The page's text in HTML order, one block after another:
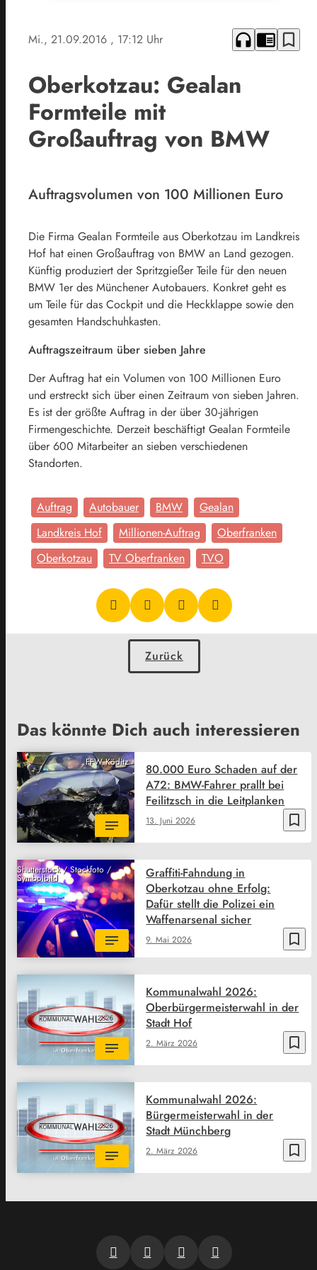
Mi., 21.09.2016 , 17:12 Uhr headphones chrome_reader_mode bookmark_border
Oberkotzau: Gealan
Formteile mit
Großauftrag von BMW
Auftragsvolumen von 100 Millionen Euro
Die Firma Gealan Formteile aus Oberkotzau im Landkreis
Hof hat einen Großauftrag von BMW an Land gezogen.
Künftig produziert der Spritzgießer Teile für den neuen
BMW 1er des Münchener Autobauers. Konkret geht es
um Teile für das Cockpit und die Heckklappe sowie den
gesamten Handschuhkasten.
Auftragszeitraum über sieben Jahre
Der Auftrag hat ein Volumen von 100 Millionen Euro
und erstreckt sich über einen Zeitraum von sieben Jahren.
Es ist der größte Auftrag in der über 30-jährigen
Firmengeschichte. Derzeit beschäftigt Gealan Formteile
über 600 Mitarbeiter an sieben verschiedenen
Standorten.
Auftrag Autobauer BMW
Gealan
Landkreis Hof
Millionen-Auftrag
Oberfranken
Oberkotzau
TV Oberfranken TVO
Zurück
Das könnte Dich auch interessieren
FFW Köditz
bookmark_border
13. Juni 2026
80.000 Euro Schaden auf der
A72: BMW-Fahrer prallt bei
Feilitzsch in die Leitplanken
Shutterstock / Stockfoto /
Symbolbild
bookmark_border
9. Mai 2026
Graffiti-Fahndung in
Oberkotzau ohne Erfolg:
Dafür stellt die Polizei ein
Waffenarsenal sicher
bookmark_border
2. März 2026
Kommunalwahl 2026:
Oberbürgermeisterwahl in der
Stadt Hof
bookmark_border
2. März 2026
Kommunalwahl 2026:
Bürgermeisterwahl in der
Stadt Münchberg